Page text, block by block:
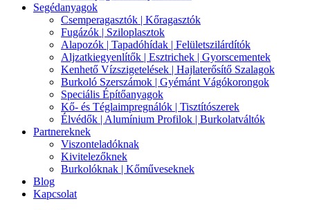
Segédanyagok
Csemperagasztók | Kőragasztók
Fugázók | Sziloplasztok
Alapozók | Tapadóhídak | Felületszilárdítók
Aljzatkiegyenlítők | Esztrichek | Gyorscementek
Kenhető Vízszigetelések | Hajlaterősítő Szalagok
Burkoló Szerszámok | Gyémánt Vágókorongok
Speciális Építőanyagok
Kő- és Téglaimpregnálók | Tisztítószerek
Élvédők | Alumínium Profilok | Burkolatváltók
Partnereknek
Viszonteladóknak
Kivitelezőknek
Burkolóknak | Kőműveseknek
Blog
Kapcsolat